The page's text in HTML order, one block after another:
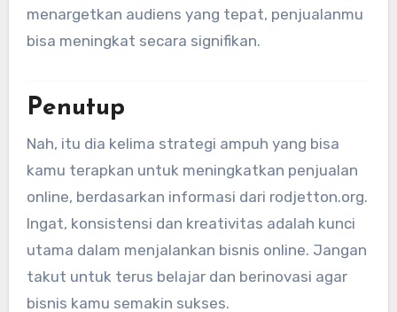
menargetkan audiens yang tepat, penjualanmu
bisa meningkat secara signifikan.
Penutup
Nah, itu dia kelima strategi ampuh yang bisa
kamu terapkan untuk meningkatkan penjualan
online, berdasarkan informasi dari rodjetton.org.
Ingat, konsistensi dan kreativitas adalah kunci
utama dalam menjalankan bisnis online. Jangan
takut untuk terus belajar dan berinovasi agar
bisnis kamu semakin sukses.